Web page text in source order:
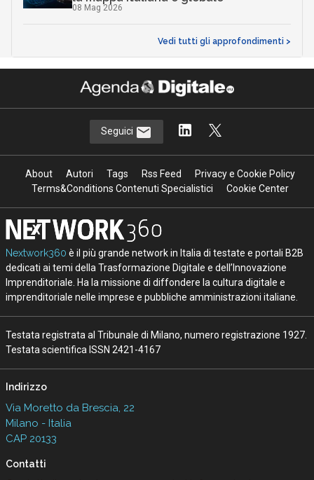
08 Mag 2026
Vedi tutti gli approfondimenti >
Seguici
About Autori Tags Rss Feed
Privacy e Cookie Policy
Terms&Conditions Contenuti Specialistici
Cookie Center
Nextwork360 è il più grande network in Italia di testate e portali B2B
dedicati ai temi della Trasformazione Digitale e dell’Innovazione
Imprenditoriale. Ha la missione di diffondere la cultura digitale e
imprenditoriale nelle imprese e pubbliche amministrazioni italiane.
Testata registrata al Tribunale di Milano, numero registrazione 1927.
Testata scientifica ISSN 2421-4167
Indirizzo
Via Moretto da Brescia, 22
Milano - Italia
CAP 20133
Contatti